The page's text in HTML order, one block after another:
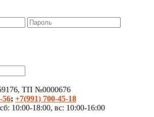
ТП №0000676
56; +7(991) 700-45-18
10:00-18:00, вс: 10:00-16:00